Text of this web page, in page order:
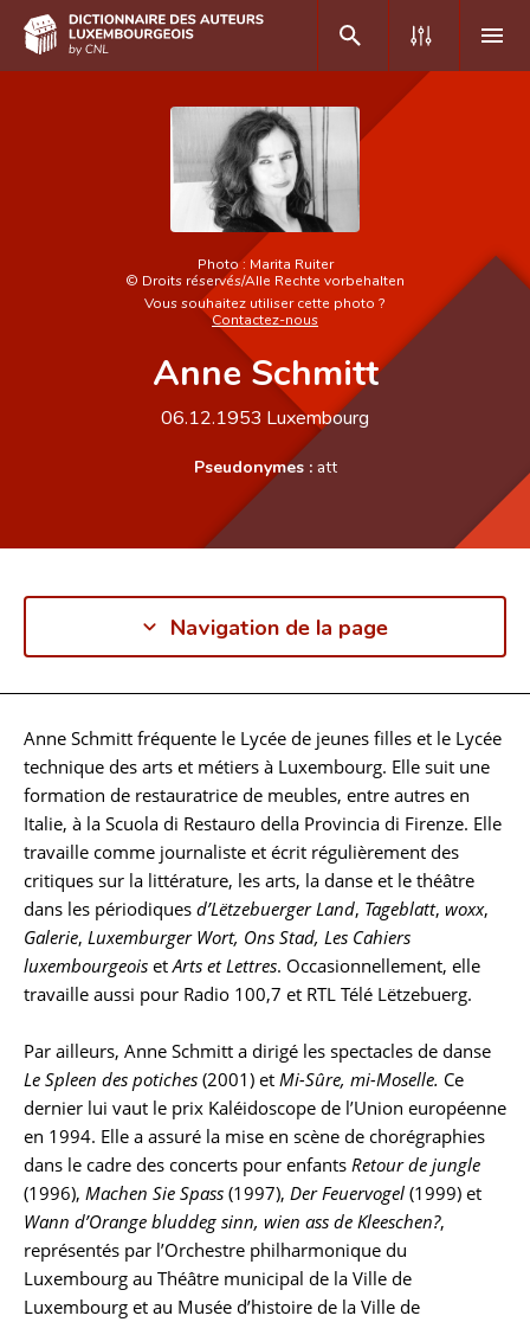
Auteur(e)s A-Z
Recherche avancée
Foire aux questions
Équipe scientifique
Photo : Marita Ruiter
© Droits réservés/Alle Rechte vorbehalten
Vous souhaitez utiliser cette photo ?
Contactez-nous
Anne Schmitt
06.12.1953 Luxembourg
Pseudonymes : att
Navigation de la page
Biographie
Anne Schmitt fréquente le Lycée de jeunes filles et le Lycée
technique des arts et métiers à Luxembourg. Elle suit une
formation de restauratrice de meubles, entre autres en
Italie, à la Scuola di Restauro della Provincia di Firenze. Elle
travaille comme journaliste et écrit régulièrement des
critiques sur la littérature, les arts, la danse et le théâtre
dans les périodiques d’Lëtzebuerger Land, Tageblatt, woxx,
Galerie, Luxemburger Wort, Ons Stad, Les Cahiers
luxembourgeois etArts et Lettres. Occasionnellement, elle
travaille aussi pour Radio 100,7 et RTL Télé Lëtzebuerg.
Par ailleurs, Anne Schmitt a dirigé les spectacles de danse
Le Spleen des potiches (2001) et Mi-Sûre, mi-Moselle. Ce
dernier lui vaut le prix Kaléidoscope de l’Union européenne
en 1994. Elle a assuré la mise en scène de chorégraphies
dans le cadre des concerts pour enfants Retour de jungle
(1996), Machen Sie Spass (1997), Der Feuervogel (1999) et
Wann d’Orange bluddeg sinn, wien ass de Kleeschen?,
représentés par l’Orchestre philharmonique du
Luxembourg au Théâtre municipal de la Ville de
Luxembourg et au Musée d’histoire de la Ville de